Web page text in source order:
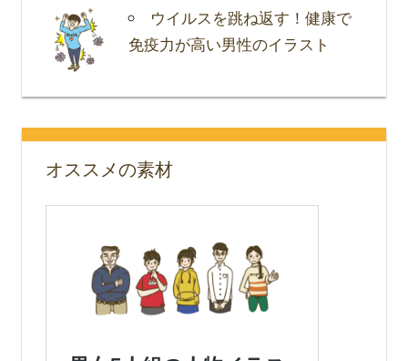
ウイルスを跳ね返す！健康で
免疫力が高い男性のイラスト
オススメの素材